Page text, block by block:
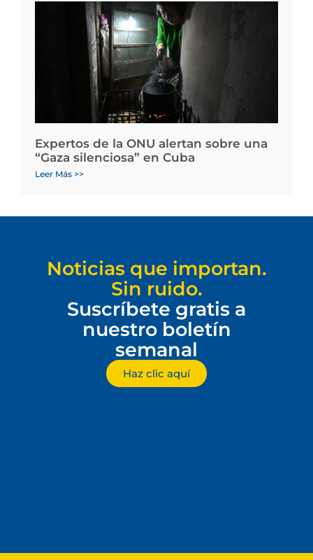
Expertos de la ONU alertan sobre una
“Gaza silenciosa” en Cuba
Leer Más >>
Noticias que importan.
Sin ruido.
Suscríbete gratis a
nuestro boletín
semanal
Haz clic aquí